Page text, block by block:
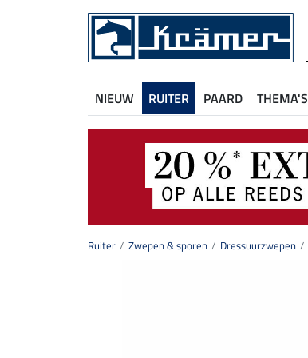
NIEUW RUITER PAARD THEMA'S
Ruiter Zwepen & sporen Dressuurzwepen